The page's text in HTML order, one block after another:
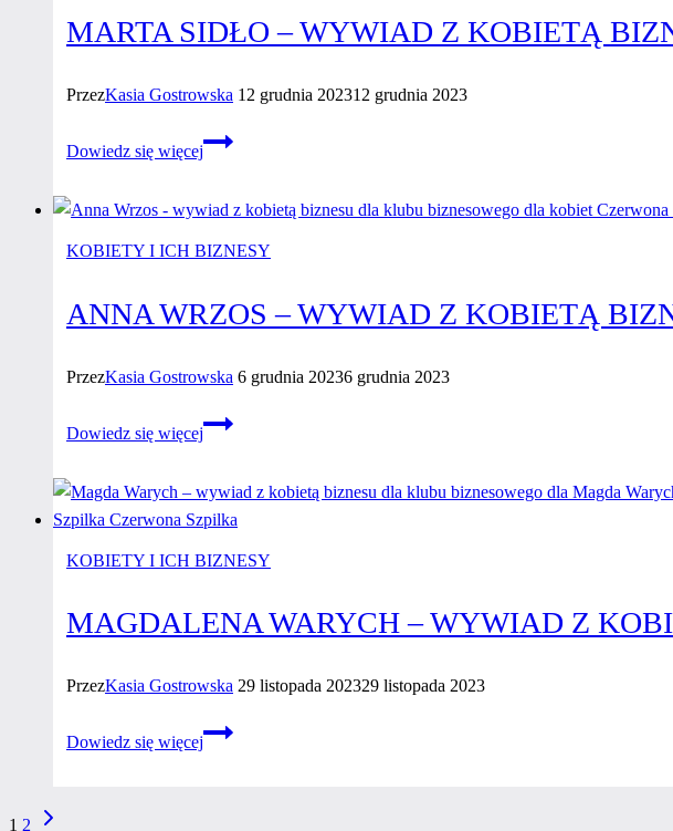
MARTA SIDŁO – WYWIAD Z KOBIETĄ
PrzezKasia Gostrowska 12 grudnia 202312 grudnia 2023
Dowiedz się więcej
Marta
wywiad
z kobietą
KOBIETY I ICH BIZNESY
ANNA WRZOS – WYWIAD Z KOBIETĄ
PrzezKasia Gostrowska 6 grudnia 20236 grudnia 2023
Dowiedz się więcej
Anna
wywiad
z kobietą
biznesu
KOBIETY I ICH BIZNESY
MAGDALENA WARYCH – WYWIAD Z
PrzezKasia Gostrowska 29 listopada 202329 listopada 2023
Dowiedz się więcej
Magdalena
1 2 Następna